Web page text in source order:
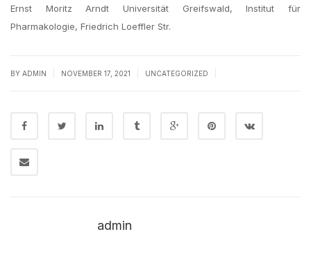
Ernst Moritz Arndt Universität Greifswald, Institut für
Pharmakologie, Friedrich Loeffler Str.
BY ADMIN NOVEMBER 17, 2021 UNCATEGORIZED
admin